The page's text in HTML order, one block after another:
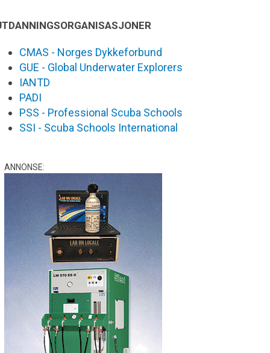
CMAS - Norges Dykkeforbund
GUE - Global Underwater Explorers
IANTD
PADI
PSS - Professional Scuba Schools
SSI - Scuba Schools International
ANNONSE: